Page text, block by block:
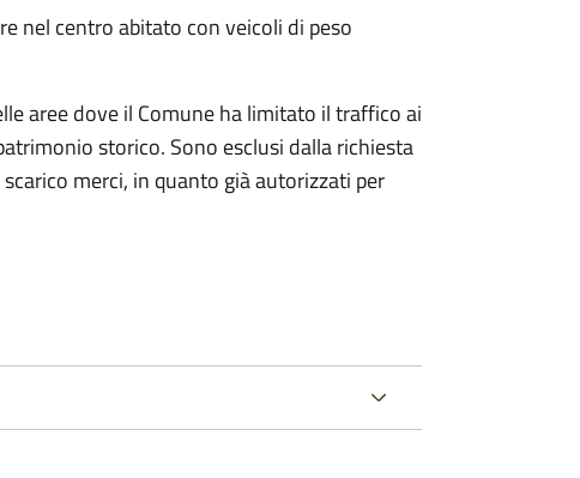
nel centro abitato con veicoli di peso
aree dove il Comune ha limitato il traffico ai
storico. Sono esclusi dalla richiesta
merci, in quanto già autorizzati per